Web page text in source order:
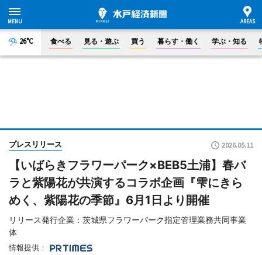
26°C 食べる 見る・遊ぶ 買う 暮らす・働く 学ぶ・知る
プレスリリース 2026.05.11
【いばらきフラワーパーク×BEB5土浦】春バ
ラと紫陽花が共演するコラボ企画『雫にきら
めく、紫陽花の季節』6月1日より開催
リリース発行企業：茨城県フラワーパーク指定管理業務共同事業
体
情報提供：